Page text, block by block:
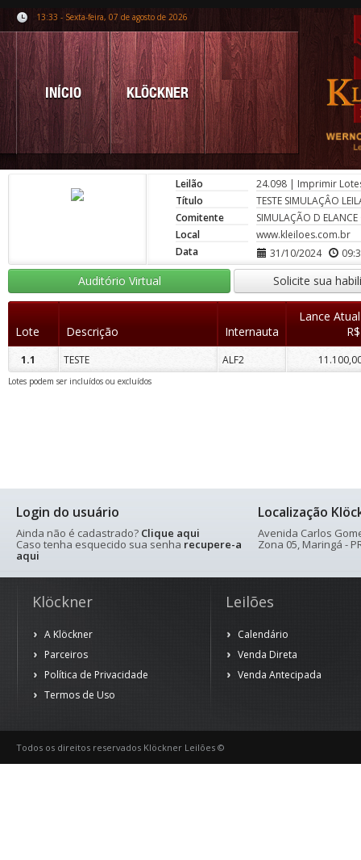
13:33 - Sexta-feira, 07 de agosto de 2026
INÍCIO KLÖCKNER
Leilão 24.098 | Imprimir
Título
TESTE SIMULAÇÂO
Comitente
SIMULAÇÃO D
Local
www.kleiloes.com.br
Data
31/10/2024
Auditório Virtual Solicite sua
Lote Descrição Internauta
Lance Atual
R$
1.1 TESTE ALF2
Lotes podem ser incluídos ou excluídos
Login do usuário
Ainda não é cadastrado? Clique aqui
Caso tenha esquecido sua senha recupere-a
aqui
Localização
Avenida Carlos
Zona 05, Maringá -
Klöckner
A Klöckner
Parceiros
Política de Privacidade
Termos de Uso
Leilões
Calendário
Venda Direta
Venda Antecipada
Todos os direitos reservados Klöckner Leilões ©